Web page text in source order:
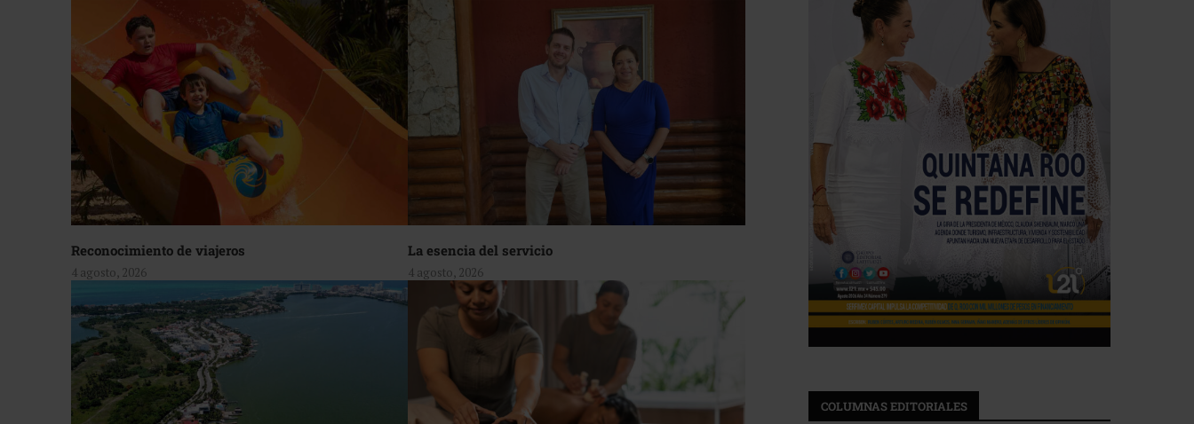
Reconocimiento de viajeros
4 agosto, 2026
La esencia del servicio
4 agosto, 2026
COLUMNAS EDITORIALES